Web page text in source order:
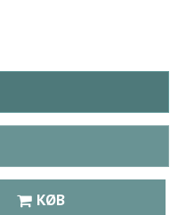
KØB